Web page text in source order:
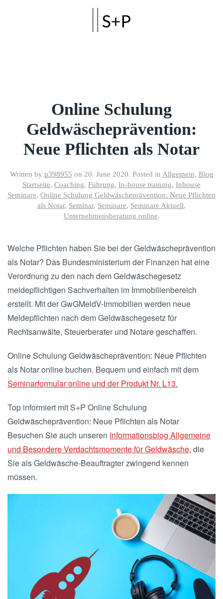
Online Schulung
Geldwäscheprävention:
Neue Pflichten als Notar
Written by p398955 on 20. June 2020. Posted in Allgemein, Blog
Startseite, Coaching, Führung, In-house training, Inhouse
Seminare, Online Schulung Geldwäscheprävention: Neue Pflichten
als Notar, Seminar, Seminare, Seminare Aktuell,
Unternehmensberatung online.
Welche Pflichten haben Sie bei der Geldwäscheprävention
als Notar? Das Bundesministerium der Finanzen hat eine
Verordnung zu den nach dem Geldwäschegesetz
meldepflichtigen Sachverhalten im Immobilienbereich
erstellt. Mit der GwGMeldV-Immobilien werden neue
Meldepflichten nach dem Geldwäschegesetz für
Rechtsanwälte, Steuerberater und Notare geschaffen.
Online Schulung Geldwäscheprävention: Neue Pflichten
als Notar online buchen. Bequem und einfach mit dem
Seminarformular online und der Produkt Nr. L13.
Top informiert mit S+P Online Schulung
Geldwäscheprävention: Neue Pflichten als Notar
Besuchen Sie auch unseren Informationsblog Allgemeine
und Besondere Verdachtsmomente für Geldwäsche, die
Sie als Geldwäsche-Beauftragter zwingend kennen
müssen.